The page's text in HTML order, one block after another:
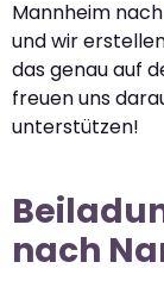
Mannheim
und wir
das genau auf
freuen uns
unterstützen!
nach